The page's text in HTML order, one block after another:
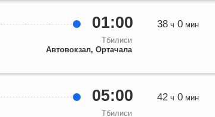
01:00
Тбилиси
Автовокзал, Ортачала
38ч 0мин
05:00
Тбилиси
42ч 0мин